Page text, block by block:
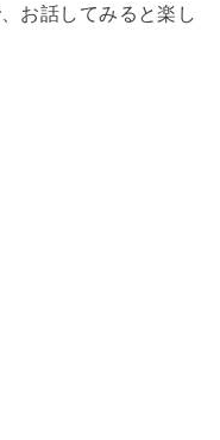
お話してみると楽し